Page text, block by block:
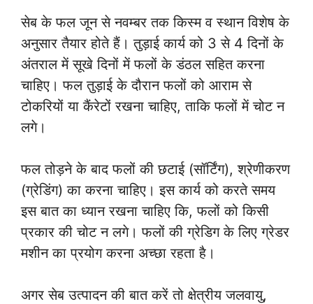
सेब के फल जून से नवम्बर तक किस्म व स्थान विशेष के
अनुसार तैयार होते हैं। तुड़ाई कार्य को 3 से 4 दिनों के
अंतराल में सूखे दिनों में फलों के डंठल सहित करना
चाहिए। फल तुड़ाई के दौरान फलों को आराम से
टोकरियों या कैंरेटों रखना चाहिए, ताकि फलों में चोट न
लगे।
फल तोड़ने के बाद फलों की छटाई (सॉर्टिंग), श्रेणीकरण
(ग्रेडिंग) का करना चाहिए। इस कार्य को करते समय
इस बात का ध्यान रखना चाहिए कि, फलों को किसी
प्रकार की चोट न लगे। फलों की ग्रेडिग के लिए ग्रेडर
मशीन का प्रयोग करना अच्छा रहता है।
अगर सेब उत्पादन की बात करें तो क्षेत्रीय जलवायु,